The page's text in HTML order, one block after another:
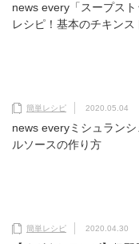
news every「スープス
レシピ！基本のチキン
簡単レシピ 2020.05.04
news everyミシュラン
ルソースの作り方
簡単レシピ 2020.04.30